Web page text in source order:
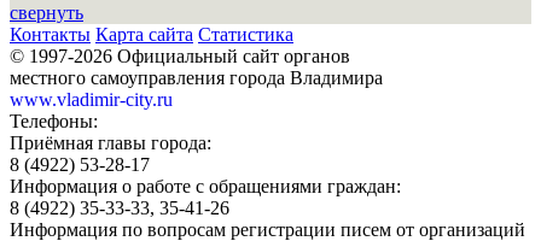
свернуть
Контакты Карта сайта Статистика
© 1997-2026 Официальный сайт органов
местного самоуправления города Владимира
www.vladimir-city.ru
Телефоны:
Приёмная главы города:
8 (4922) 53-28-17
Информация о работе с обращениями граждан:
8 (4922) 35-33-33, 35-41-26
Информация по вопросам регистрации писем от организаций